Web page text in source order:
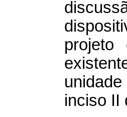
inciso II